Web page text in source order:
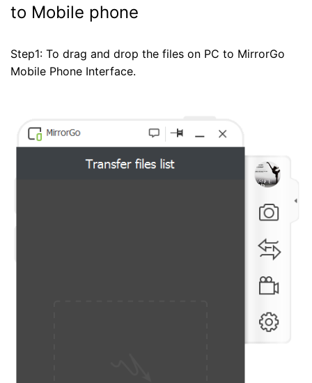
to Mobile phone
Step1: To drag and drop the files on PC to MirrorGo
Mobile Phone Interface.